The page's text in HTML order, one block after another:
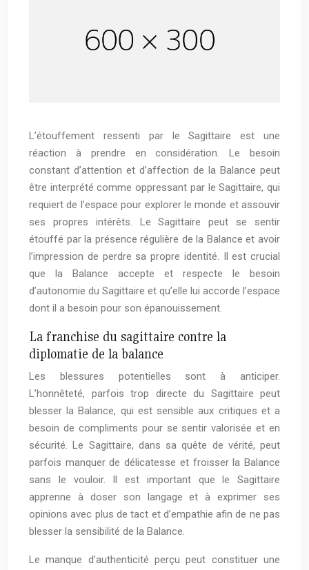
L’étouffement ressenti par le Sagittaire est une
réaction à prendre en considération. Le besoin
constant d’attention et d’affection de la Balance peut
être interprété comme oppressant par le Sagittaire, qui
requiert de l’espace pour explorer le monde et assouvir
ses propres intérêts. Le Sagittaire peut se sentir
étouffé par la présence régulière de la Balance et avoir
l’impression de perdre sa propre identité. Il est crucial
que la Balance accepte et respecte le besoin
d’autonomie du Sagittaire et qu’elle lui accorde l’espace
dont il a besoin pour son épanouissement.
La franchise du sagittaire contre la
diplomatie de la balance
Les blessures potentielles sont à anticiper.
L’honnêteté, parfois trop directe du Sagittaire peut
blesser la Balance, qui est sensible aux critiques et a
besoin de compliments pour se sentir valorisée et en
sécurité. Le Sagittaire, dans sa quête de vérité, peut
parfois manquer de délicatesse et froisser la Balance
sans le vouloir. Il est important que le Sagittaire
apprenne à doser son langage et à exprimer ses
opinions avec plus de tact et d’empathie afin de ne pas
blesser la sensibilité de la Balance.
Le manque d’authenticité perçu peut constituer une